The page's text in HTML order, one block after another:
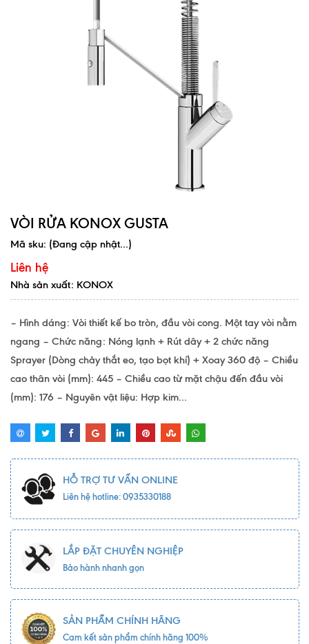
VÒI RỬA KONOX GUSTA
Mã sku: (Đang cập nhật...)
Liên hệ
Nhà sản xuất: KONOX
– Hình dáng: Vòi thiết kế bo tròn, đầu vòi cong. Một tay vòi nằm
ngang – Chức năng: Nóng lạnh + Rút dây + 2 chức năng
Sprayer (Dòng chảy thắt eo, tạo bọt khí) + Xoay 360 độ – Chiều
cao thân vòi (mm): 445 – Chiều cao từ mặt chậu đến đầu vòi
(mm): 176 – Nguyên vật liệu: Hợp kim...
HỖ TRỢ TƯ VẤN ONLINE
Liên hệ hotline: 0935330188
LẮP ĐẶT CHUYÊN NGHIỆP
Bảo hành nhanh gọn
SẢN PHẨM CHÍNH HÃNG
Cam kết sản phẩm chính hãng 100%